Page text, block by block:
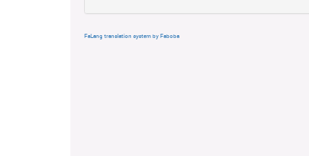
FaLang translation system by Faboba